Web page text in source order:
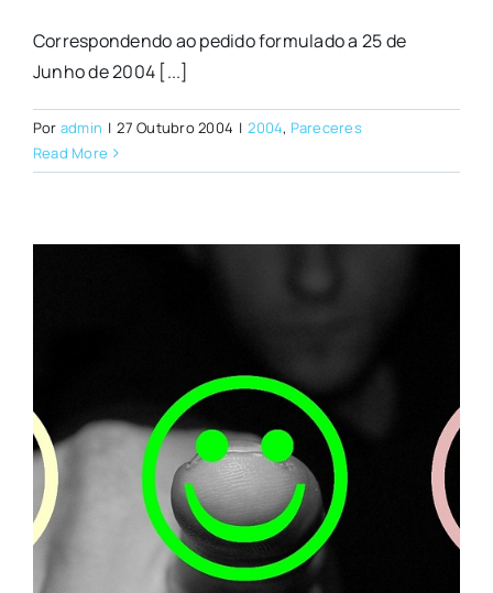
Correspondendo ao pedido formulado a 25 de
Junho de 2004 [...]
Por admin | 27 Outubro 2004 | 2004, Pareceres
Read More